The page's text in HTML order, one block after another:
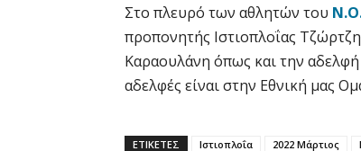
Στο πλευρό των αθλητών του
προπονητής Ιστιοπλοΐας
Καραουλάνη όπως και την αδελφή
αδελφές είναι στην Εθνική μας
ΕΤΙΚΕΤΕΣ Ιστιοπλοΐα 2022 Μάρτιος